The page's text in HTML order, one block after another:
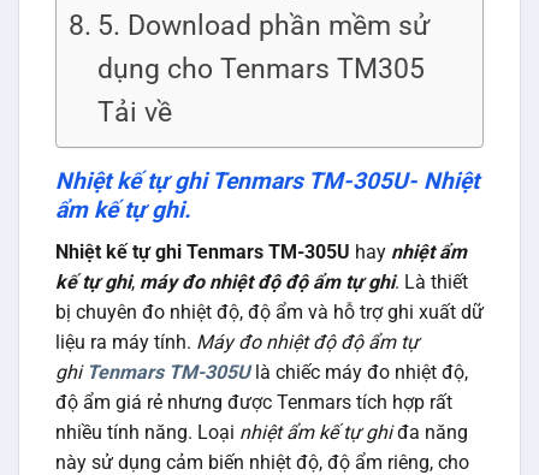
5. Download phần mềm sử
dụng cho Tenmars TM305
Tải về
Nhiệt kế tự ghi Tenmars TM-305U- Nhiệt
ẩm kế tự ghi.
Nhiệt kế tự ghi Tenmars TM-305U hay nhiệt ẩm
kế tự ghi, máy đo nhiệt độ độ ẩm tự ghi. Là thiết
bị chuyên đo nhiệt độ, độ ẩm và hỗ trợ ghi xuất dữ
liệu ra máy tính. Máy đo nhiệt độ độ ẩm tự
ghi Tenmars TM-305Ulà chiếc máy đo nhiệt độ,
độ ẩm giá rẻ nhưng được Tenmars tích hợp rất
nhiều tính năng. Loại nhiệt ẩm kế tự ghiđa năng
này sử dụng cảm biến nhiệt độ, độ ẩm riêng, cho